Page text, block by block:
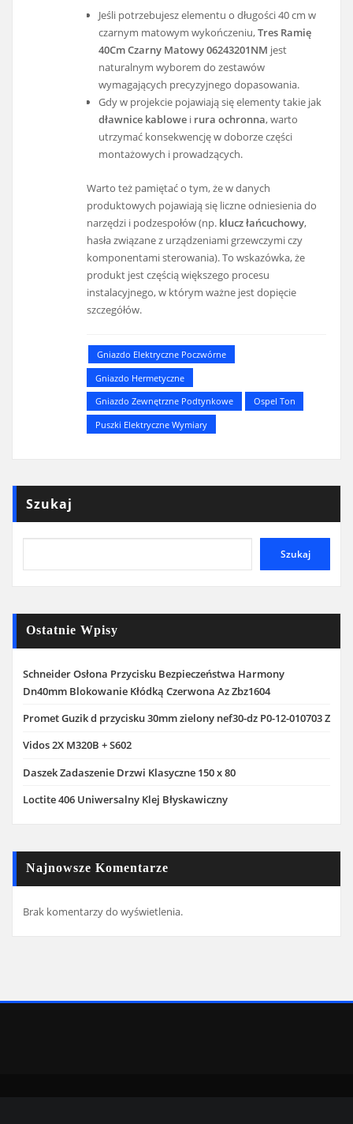
Jeśli potrzebujesz elementu o długości 40 cm w
czarnym matowym wykończeniu,Tres Ramię
40Cm Czarny Matowy 06243201NM jest
naturalnym wyborem do zestawów
wymagających precyzyjnego dopasowania.
Gdy w projekcie pojawiają się elementy takie jak
dławnice kablowei rura ochronna, warto
utrzymać konsekwencję w doborze części
montażowych i prowadzących.
Warto też pamiętać o tym, że w danych
produktowych pojawiają się liczne odniesienia do
narzędzi i podzespołów (np. klucz łańcuchowy,
hasła związane z urządzeniami grzewczymi czy
komponentami sterowania). To wskazówka, że
produkt jest częścią większego procesu
instalacyjnego, w którym ważne jest dopięcie
szczegółów.
Gniazdo Elektryczne Poczwórne
Gniazdo Hermetyczne
Gniazdo Zewnętrzne Podtynkowe
Ospel Ton
Puszki Elektryczne Wymiary
Szukaj
Szukaj
Ostatnie Wpisy
Schneider Osłona Przycisku Bezpieczeństwa Harmony
Dn40mm Blokowanie Kłódką Czerwona Az Zbz1604
Promet Guzik d przycisku 30mm zielony nef30-dz P0-12-010703 Z
Vidos 2X M320B + S602
Daszek Zadaszenie Drzwi Klasyczne 150 x 80
Loctite 406 Uniwersalny Klej Błyskawiczny
Najnowsze Komentarze
Brak komentarzy do wyświetlenia.